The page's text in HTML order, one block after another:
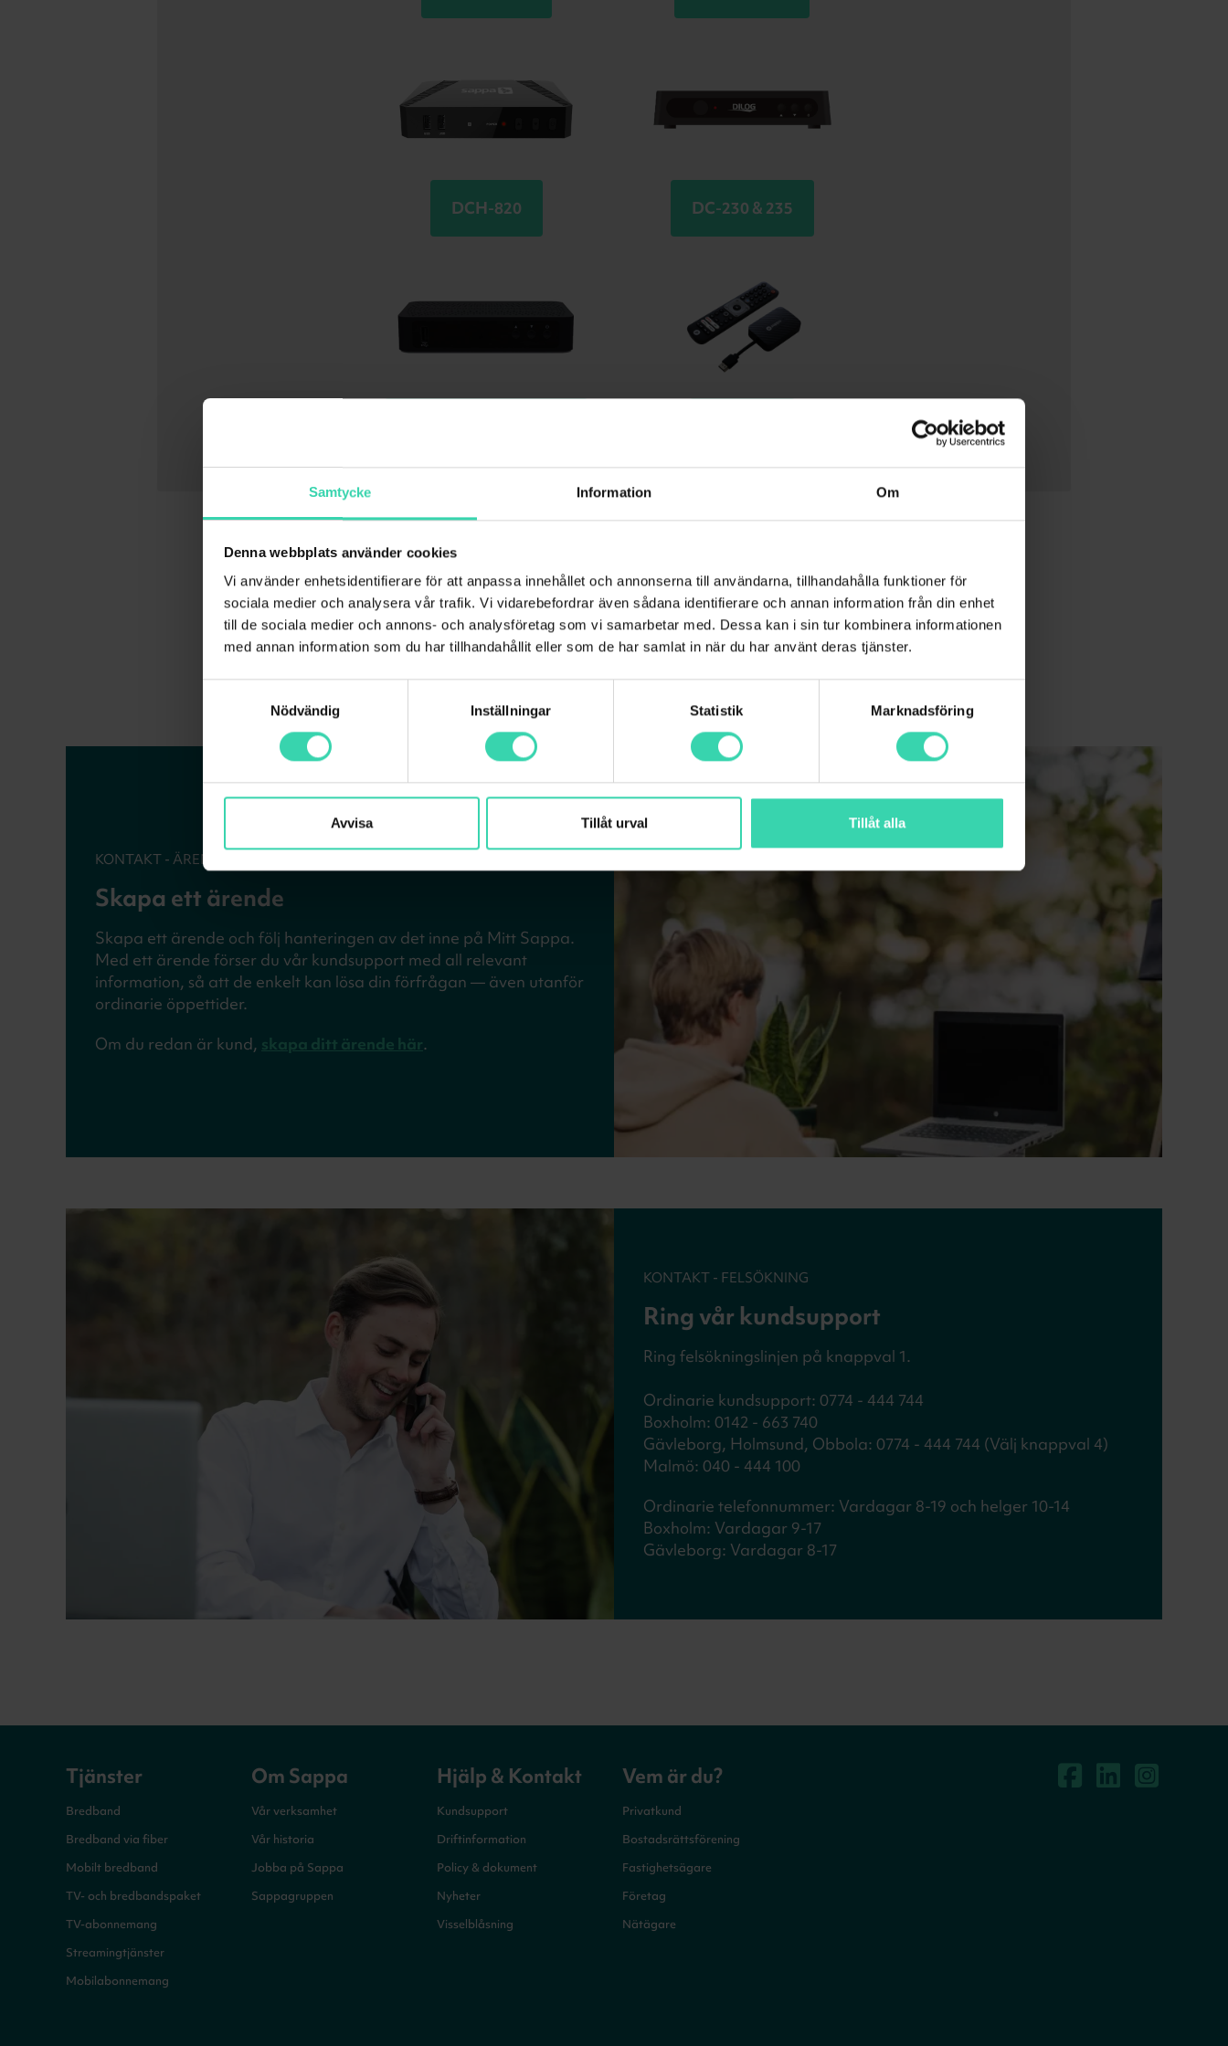
Samtycke Information Om
Denna webbplats använder cookies
Vi använder enhetsidentifierare för att anpassa innehållet och annonserna till användarna, tillhandahålla funktioner för
sociala medier och analysera vår trafik. Vi vidarebefordrar även sådana identifierare och annan information från din enhet
till de sociala medier och annons- och analysföretag som vi samarbetar med. Dessa kan i sin tur kombinera informationen
med annan information som du har tillhandahållit eller som de har samlat in när du har använt deras tjänster.
Nödvändig
Inställningar Statistik Marknadsföring
Avvisa Tillåt urval Tillåt alla
DCH-820 DC-230 & 235
Frågor och svar
Kan jag få installationshjälp?
Vi samarbetar med Hemfixarna som kan hjälpa till med de flesta installationer i hemmet.
direkt till Hemfixarna för den tjänst du väljer och med RUT-avdrag som Hemfixarna löser för dig kostar
första timman från 499 kr. Vid behov kan du förlänga hjälpen med en halvtimme åt gången som då kostar
249 kr/halvtimme. Klicka här för att komma direkt till
, fyll i formuläret och invänta att bli
kontaktad!
Ja, du kan beställa antennkabel, nätverkskabel och HDMI-kabel.
Beställ kablar
KONTAKT - ÄRENDE
Skapa ett ärende
Skapa ett ärende och följ hanteringen av det inne på Mitt Sappa.
Med ett ärende förser du vår kundsupport med all relevant
information, så att de enkelt kan lösa din förfrågan — även utanför
ordinarie öppettider.
Om du redan är kund, skapa ditt ärende här.
KONTAKT - FELSÖKNING
Ring vår kundsupport
Ring felsökningslinjen på knappval 1.
Ordinarie kundsupport: 0774 - 444 744
Boxholm: 0142 - 663 740
Gävleborg, Holmsund, Obbola: 0774 - 444 744 (Välj knappval 4)
Malmö: 040 - 444 100
Ordinarie telefonnummer: Vardagar 8-19 och helger 10-14
Boxholm: Vardagar 9-17
Gävleborg: Vardagar 8-17
Tjänster
Bredband
Bredband via fiber
Mobilt bredband
TV- och bredbandspaket
TV-abonnemang
Streamingtjänster
Mobilabonnemang
Om Sappa
Vår verksamhet
Vår historia
Jobba på Sappa
Sappagruppen
Hjälp & Kontakt
Kundsupport
Driftinformation
Policy & dokument
Nyheter
Visselblåsning
Vem är du?
Privatkund
Bostadsrättsförening
Fastighetsägare
Företag
Nätägare